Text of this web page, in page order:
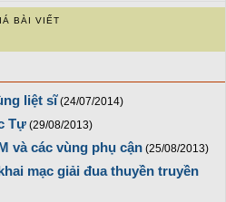
BÀI VIẾT
liệt sĩ (24/07/2014)
Tự (29/08/2013)
và các vùng phụ cận (25/08/2013)
mạc giải đua thuyền truyền